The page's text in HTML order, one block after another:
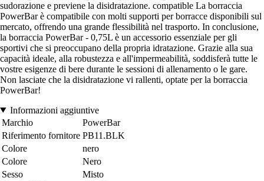
sudorazione e previene la disidratazione. compatible La borraccia
PowerBar è compatibile con molti supporti per borracce disponibili sul
mercato, offrendo una grande flessibilità nel trasporto. In conclusione,
la borraccia PowerBar - 0,75L è un accessorio essenziale per gli
sportivi che si preoccupano della propria idratazione. Grazie alla sua
capacità ideale, alla robustezza e all'impermeabilità, soddisferà tutte le
vostre esigenze di bere durante le sessioni di allenamento o le gare.
Non lasciate che la disidratazione vi rallenti, optate per la borraccia
PowerBar!
Informazioni aggiuntive
Marchio
PowerBar
Riferimento fornitore PB11.BLK
Colore
nero
Colore
Nero
Sesso
Misto